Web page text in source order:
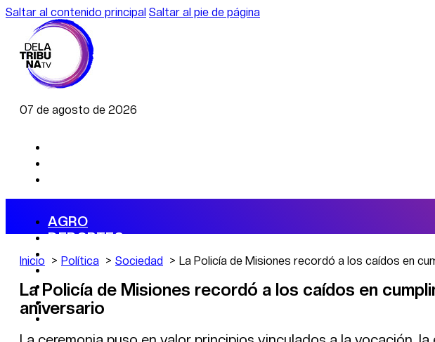
Saltar al contenido principal Saltar al pie de página
07 de agosto de 2026
AGRO
DEPORTES
ECONOMÍA
POLÍTICA
CAMBIO CLIMÁTICO
DATA FIRME
DE LA TRIBUNA TV
Inicio Política Sociedad La Policía de Misiones recordó a los caídos en
La Policía de Misiones recordó a los caídos en
aniversario